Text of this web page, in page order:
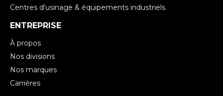
Centres d'usinage & équipements industriels
ENTREPRISE
À propos
Nos divisions
Nos marques
Carrières